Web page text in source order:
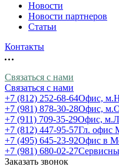
Новости
Новости партнеров
Статьи
Контакты
Связаться с нами
Связаться с нами
+7 (812) 252-68-64Офис,
+7 (981) 878-30-28Офис,
+7 (911) 709-35-29Офис,
+7 (812) 447-95-57Гл. офис
+7 (495) 645-23-92Офис в
+7 (981) 680-02-27
Заказать звонок